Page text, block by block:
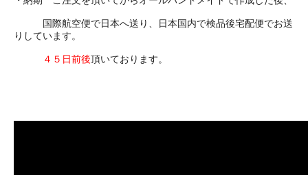
国際航空便で日本へ送り、日本国内で検品後宅配便でお送
りしています。
４５日前後頂いております。